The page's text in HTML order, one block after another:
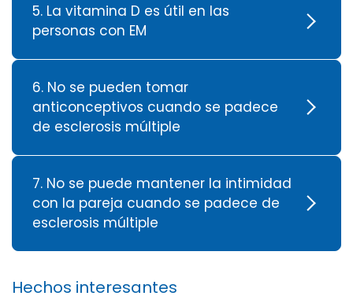
5. La vitamina D es útil en las
personas con EM
6. No se pueden tomar
anticonceptivos cuando se padece
de esclerosis múltiple
7. No se puede mantener la intimidad
con la pareja cuando se padece de
esclerosis múltiple
Hechos interesantes